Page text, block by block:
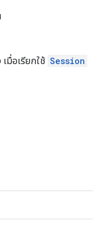
มื่อเรียกใช้ Session